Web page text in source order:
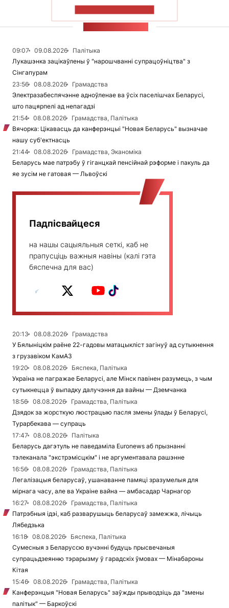
09:07 09.08.2026
Палітыка
Лукашэнка зацікаўлены ў "нарошчванні супрацоўніцтва" з
Сінгапурам
23:56
08.08.2026
Грамадства
Электразабеспячэнне адноўленае ва ўсіх паселішчах Беларусі,
што пацярпелі ад непагадзі
21:54
08.08.2026
Грамадства, Палітыка
Вячорка: Цікавасць да канферэнцыі "Новая Беларусь" вызначае
нашу суб'ектнасць
21:44
08.08.2026
Грамадства, Эканоміка
Беларусь мае патрэбу ў гіганцкай пенсійнай рэформе і пакуль да
яе зусім не гатовая — Львоўскі
Падпісвайцеся
на нашы сацыяльныя сеткі, каб не
прапусціць важныя навіны (калі гэта
бяспечна для вас)
20:13 08.08.2026
Грамадства
У Бялыніцкім раёне 22-гадовы матацыкліст загінуў ад сутыкнення
з грузавіком КамАЗ
19:20
08.08.2026
Бяспека, Палітыка
Украіна не пагражае Беларусі, але Мінск павінен разумець, з чым
сутыкнецца ў выпадку далучэння да вайны — Дземчанка
18:56
08.08.2026
Грамадства, Палітыка
Дзядок за жорсткую люстрацыю пасля змены ўлады ў Беларусі,
Турарбекава — супраць
17:47
08.08.2026
Палітыка
Беларусь дагэтуль не паведаміла Euronews аб прызнанні
тэлеканала "экстрэмісцкім" і не аргументавала рашэнне
16:56
08.08.2026
Грамадства, Палітыка
Легалізацыя беларусаў, ушанаванне памяці зразумелыя для
мірнага часу, але ва Украіне вайна — амбасадар Чарнагор
16:27
08.08.2026
Грамадства, Палітыка
Патрэбныя ідэі, каб разварушыць беларусаў замежжа, лічыць
Лябедзька
16:18
08.08.2026
Бяспека, Палітыка
Сумесныя з Беларуссю вучэнні будуць прысвечаныя
супрацьдзеянню тэрарызму ў гарадскіх ўмовах — Мінабароны
Кітая
15:46
08.08.2026
Грамадства, Палітыка
Канферэнцыя "Новая Беларусь" заўжды прыводзіць да "змены
палітык" — Баркоўскі